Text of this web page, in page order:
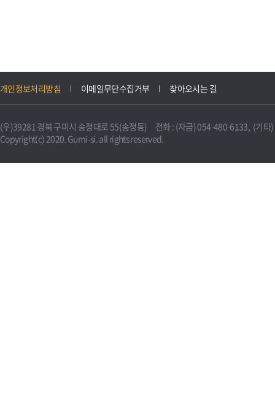
개인정보처리방침 이메일무단수집거부 찾아오시는 길
(우)39281 경북 구미시 송정대로 55(송정동) 전화 : (자금) 054-480-6133, (기타
Copyright(c) 2020. Gumi-si. all rights reserved.